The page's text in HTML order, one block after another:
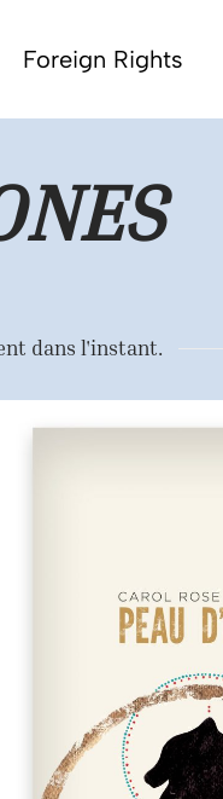
Foreign Rights
dans l'instant.